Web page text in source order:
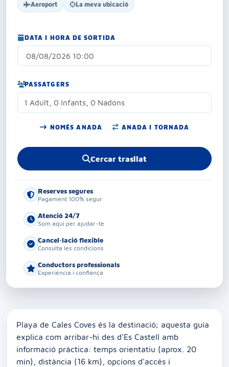
Aeroport La meva ubicació
DATA I HORA DE SORTIDA
PASSATGERS
1 Adult, 0 Infants, 0 Nadons
NOMÉS ANADA ANADA I TORNADA
Cercar trasllat
Reserves segures
Pagament 100% segur
Atenció 24/7
Som aquí per ajudar-te
Cancel·lació flexible
Consulta les condicions
Conductors professionals
Experiència i confiança
Playa de Cales Coves és la destinació; aquesta guia
explica com arribar-hi des d'Es Castell amb
informació pràctica: temps orientatiu (aprox. 20
min), distància (16 km), opcions d'accés i